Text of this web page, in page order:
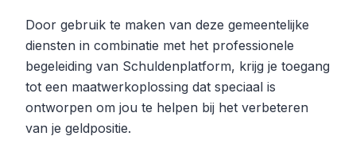
Door gebruik te maken van deze gemeentelijke
diensten in combinatie met het professionele
begeleiding van Schuldenplatform, krijg je toegang
tot een maatwerkoplossing dat speciaal is
ontworpen om jou te helpen bij het verbeteren
van je geldpositie.